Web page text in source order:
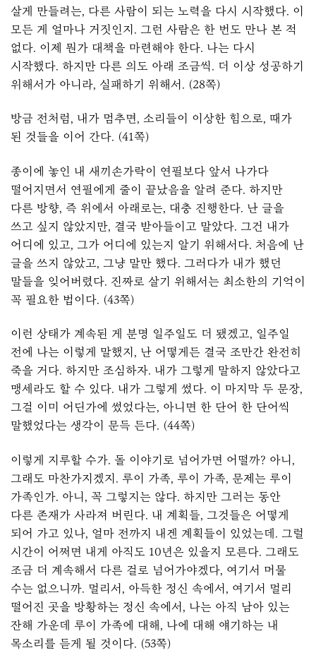
살게 만들려는, 다른 사람이 되는 노력을 다시 시작했다. 이
모든 게 얼마나 거짓인지. 그런 사람은 한 번도 만나 본 적
없다. 이제 뭔가 대책을 마련해야 한다. 나는 다시
시작했다. 하지만 다른 의도 아래 조금씩. 더 이상 성공하기
위해서가 아니라, 실패하기 위해서. (28쪽)
방금 전처럼, 내가 멈추면, 소리들이 이상한 힘으로, 때가
된 것들을 이어 간다. (41쪽)
종이에 놓인 내 새끼손가락이 연필보다 앞서 나가다
떨어지면서 연필에게 줄이 끝났음을 알려 준다. 하지만
다른 방향, 즉 위에서 아래로는, 대충 진행한다. 난 글을
쓰고 싶지 않았지만, 결국 받아들이고 말았다. 그건 내가
어디에 있고, 그가 어디에 있는지 알기 위해서다. 처음에 난
글을 쓰지 않았고, 그냥 말만 했다. 그러다가 내가 했던
말들을 잊어버렸다. 진짜로 살기 위해서는 최소한의 기억이
꼭 필요한 법이다. (43쪽)
이런 상태가 계속된 게 분명 일주일도 더 됐겠고, 일주일
전에 나는 이렇게 말했지, 난 어떻게든 결국 조만간 완전히
죽을 거다. 하지만 조심하자. 내가 그렇게 말하지 않았다고
맹세라도 할 수 있다. 내가 그렇게 썼다. 이 마지막 두 문장,
그걸 이미 어딘가에 썼었다는, 아니면 한 단어 한 단어씩
말했었다는 생각이 문득 든다. (44쪽)
이렇게 지루할 수가. 돌 이야기로 넘어가면 어떨까? 아니,
그래도 마찬가지겠지. 루이 가족, 루이 가족, 문제는 루이
가족인가. 아니, 꼭 그렇지는 않다. 하지만 그러는 동안
다른 존재가 사라져 버린다. 내 계획들, 그것들은 어떻게
되어 가고 있나, 얼마 전까지 내겐 계획들이 있었는데. 그럴
시간이 어쩌면 내게 아직도 10년은 있을지 모른다. 그래도
조금 더 계속해서 다른 걸로 넘어가야겠다, 여기서 머물
수는 없으니까. 멀리서, 아득한 정신 속에서, 여기서 멀리
떨어진 곳을 방황하는 정신 속에서, 나는 아직 남아 있는
잔해 가운데 루이 가족에 대해, 나에 대해 얘기하는 내
목소리를 듣게 될 것이다. (53쪽)